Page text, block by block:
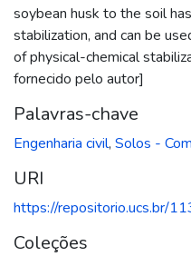
soybean husk to the soil
stabilization, and can be
of physical-chemical
fornecido pelo autor]
Palavras-chave
Engenharia civil, Solos -
URI
https://repositorio.ucs.br/
Coleções